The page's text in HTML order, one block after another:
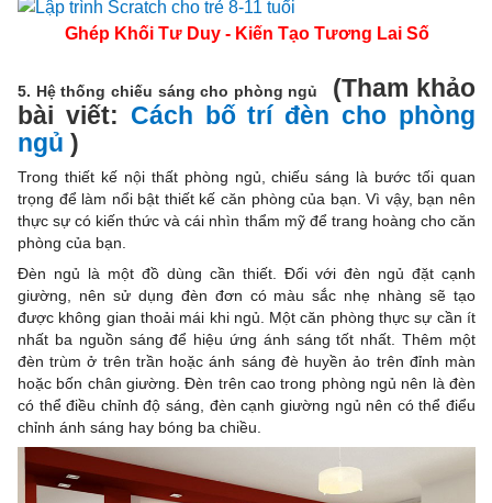
Ghép Khối Tư Duy - Kiến Tạo Tương Lai Số
5. Hệ thống chiếu sáng cho phòng ngủ (Tham khảo
bài viết: Cách bố trí đèn cho phòng
ngủ )
Trong thiết kế nội thất phòng ngủ, chiếu sáng là bước tối quan
trọng để làm nổi bật thiết kế căn phòng của bạn. Vì vậy, bạn nên
thực sự có kiến thức và cái nhìn thẩm mỹ để trang hoàng cho căn
phòng của bạn.
Đèn ngủ là một đồ dùng cần thiết. Đối với đèn ngủ đặt cạnh
giường, nên sử dụng đèn đơn có màu sắc nhẹ nhàng sẽ tạo
được không gian thoải mái khi ngủ. Một căn phòng thực sự cần ít
nhất ba nguồn sáng để hiệu ứng ánh sáng tốt nhất. Thêm một
đèn trùm ở trên trần hoặc ánh sáng đè huyền ảo trên đỉnh màn
hoặc bốn chân giường. Đèn trên cao trong phòng ngủ nên là đèn
có thể điều chỉnh độ sáng, đèn cạnh giường ngủ nên có thể điểu
chỉnh ánh sáng hay bóng ba chiều.